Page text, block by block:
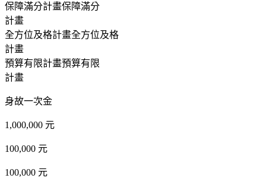
保障滿分計畫保障滿分
計畫
全方位及格計畫全方位及格
計畫
預算有限計畫預算有限
計畫
身故一次金
1,000,000 元
100,000 元
100,000 元